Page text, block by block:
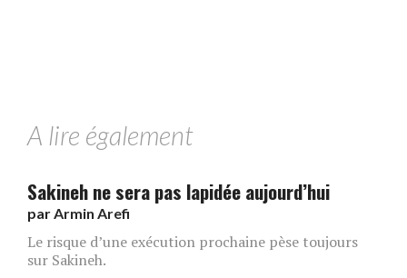
A lire également
Sakineh ne sera pas lapidée aujourd’hui
par Armin Arefi
Le risque d’une exécution prochaine pèse toujours
sur Sakineh.